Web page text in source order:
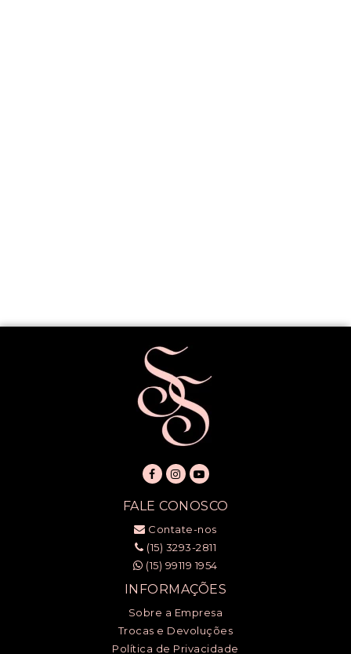
FALE CONOSCO
Contate-nos
(15) 3293-2811
(15) 99119 1954
INFORMAÇÕES
Sobre a Empresa
Trocas e Devoluções
Política de Privacidade